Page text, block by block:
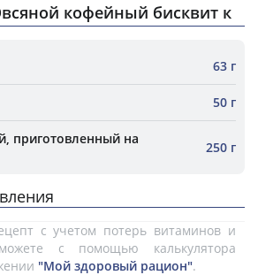
кофейный бисквит к
63 г
50 г
приготовленный на
250 г
с учетом потерь витаминов и
с помощью калькулятора
"Мой здоровый рацион".